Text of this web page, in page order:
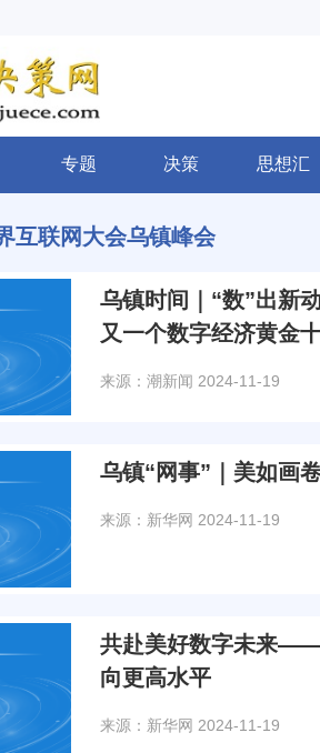
专题 决策 思想汇
互联网大会乌镇峰会
乌镇时间｜“数”出新
又一个数字经济黄金
来源：潮新闻 2024-11-19
乌镇“网事”｜美如画
来源：新华网 2024-11-19
共赴美好数字未来——
向更高水平
来源：新华网 2024-11-19